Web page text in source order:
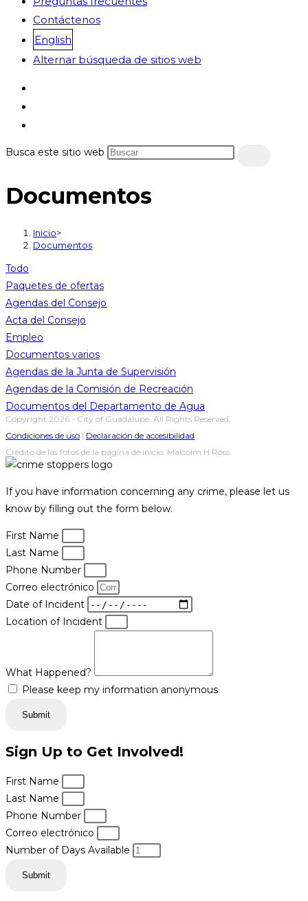
Contáctenos
English
Alternar búsqueda de sitios web
Busca este sitio web
Documentos
Inicio>
Documentos
Todo
Paquetes de ofertas
Agendas del Consejo
Acta del Consejo
Empleo
Documentos varios
Agendas de la Junta de Supervisión
Agendas de la Comisión de Recreación
Documentos del Departamento de Agua
Copyright 2026 - City of Guadalupe. All Rights Reserved.
Condiciones de uso | Declaración de accesibilidad
Crédito de las fotos de la página de inicio: Malcolm H Ross.
If you have information concerning any crime, please let us
know by filling out the form below.
First Name
Last Name
Phone Number
Correo electrónico
Date of Incident
Location of Incident
What Happened?
Please keep my information anonymous
Submit
Sign Up to Get Involved!
First Name
Last Name
Phone Number
Correo electrónico
Number of Days Available
Submit